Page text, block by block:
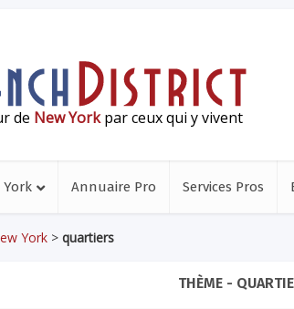
de New Yorkpar ceux qui y vivent
York Annuaire Pro Services Pros
York > quartiers
THÈME -